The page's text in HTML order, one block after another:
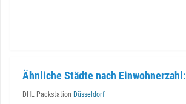
Ähnliche Städte nach Einwohnerzahl:
DHL Packstation Düsseldorf